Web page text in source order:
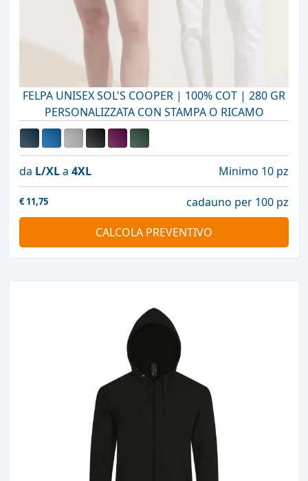
FELPA UNISEX SOL'S COOPER | 100% COT | 280 GR
PERSONALIZZATA CON STAMPA O RICAMO
da L/XLa 4XL Minimo 10 pz
€ 11,75
cadauno per 100 pz
CALCOLA PREVENTIVO